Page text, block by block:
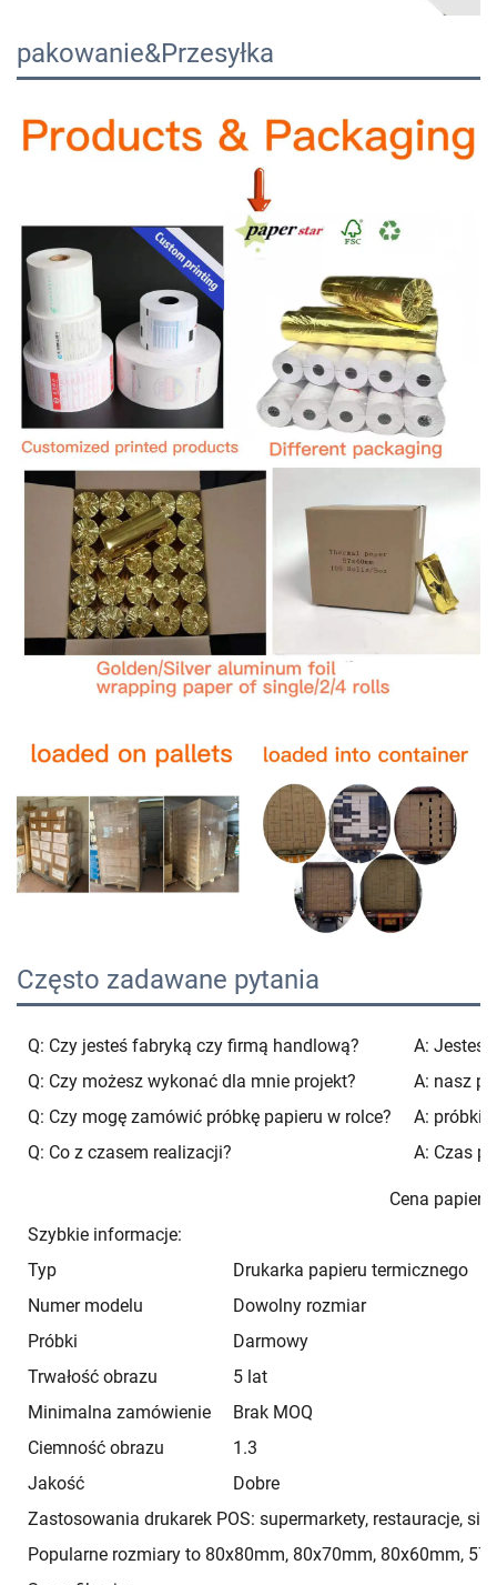
pakowanie&Przesyłka
Często zadawane pytania
Q: Czy jesteś fabryką czy firmą handlową?
A:
Q: Czy możesz wykonać dla mnie projekt?
A: nasz
Q: Czy mogę zamówić próbkę papieru w rolce?
A: próbki
Q: Co z czasem realizacji?
A: Czas
Cena
Szybkie informacje:
Typ
Drukarka papieru termicznego
Numer modelu
Dowolny rozmiar
Próbki
Darmowy
Trwałość obrazu
5 lat
Minimalna zamówienie
Brak MOQ
Ciemność obrazu
1.3
Jakość
Dobre
Zastosowania drukarek POS: supermarkety, restauracje,
Popularne rozmiary to 80x80mm, 80x70mm, 80x60mm,